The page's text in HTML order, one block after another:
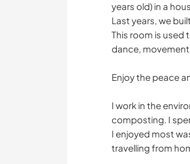
years old) in a
Last years, we
This room is used
dance,
Enjoy the peace
I work in the
composting. I
I enjoyed most
travelling from